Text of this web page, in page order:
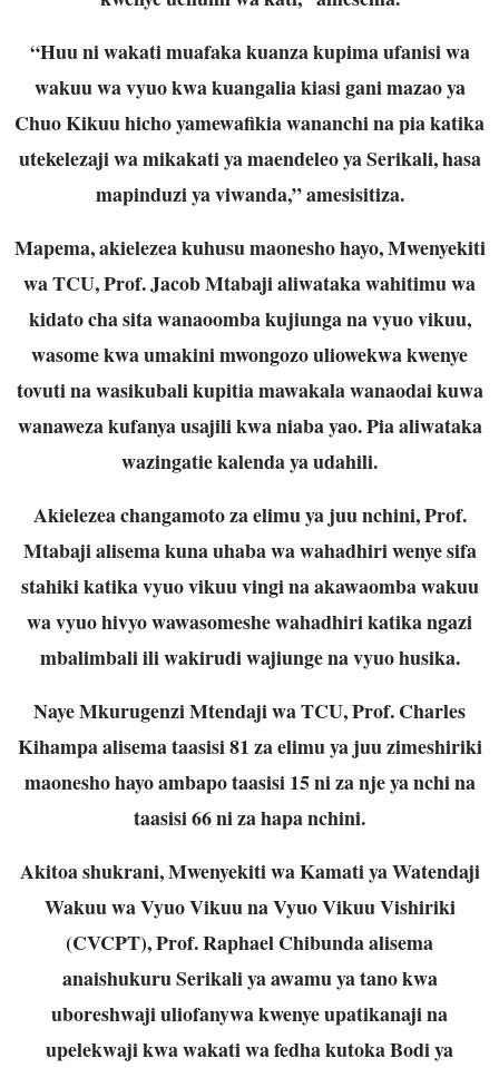
“Huu ni wakati muafaka kuanza kupima ufanisi wa
wakuu wa vyuo kwa kuangalia kiasi gani mazao ya
Chuo Kikuu hicho yamewafikia wananchi na pia katika
utekelezaji wa mikakati ya maendeleo ya Serikali, hasa
mapinduzi ya viwanda,” amesisitiza.
Mapema, akielezea kuhusu maonesho hayo, Mwenyekiti
wa TCU, Prof. Jacob Mtabaji aliwataka wahitimu wa
kidato cha sita wanaoomba kujiunga na vyuo vikuu,
wasome kwa umakini mwongozo uliowekwa kwenye
tovuti na wasikubali kupitia mawakala wanaodai kuwa
wanaweza kufanya usajili kwa niaba yao. Pia aliwataka
wazingatie kalenda ya udahili.
Akielezea changamoto za elimu ya juu nchini, Prof.
Mtabaji alisema kuna uhaba wa wahadhiri wenye sifa
stahiki katika vyuo vikuu vingi na akawaomba wakuu
wa vyuo hivyo wawasomeshe wahadhiri katika ngazi
mbalimbali ili wakirudi wajiunge na vyuo husika.
Naye Mkurugenzi Mtendaji wa TCU, Prof. Charles
Kihampa alisema taasisi 81 za elimu ya juu zimeshiriki
maonesho hayo ambapo taasisi 15 ni za nje ya nchi na
taasisi 66 ni za hapa nchini.
Akitoa shukrani, Mwenyekiti wa Kamati ya Watendaji
Wakuu wa Vyuo Vikuu na Vyuo Vikuu Vishiriki
(CVCPT), Prof. Raphael Chibunda alisema
anaishukuru Serikali ya awamu ya tano kwa
uboreshwaji uliofanywa kwenye upatikanaji na
upelekwaji kwa wakati wa fedha kutoka Bodi ya